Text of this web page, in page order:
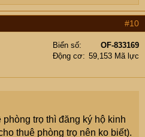
#10
Biển số
OF-833169
Động cơ
59,153 Mã lực
trọ thì đăng ký hộ kinh
thuê phòng trọ nên ko biết).